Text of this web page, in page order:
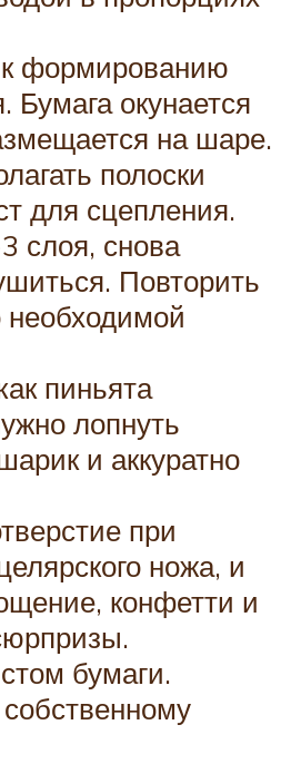
формированию
Бумага окунается
на шаре.
полоски
для сцепления.
слоя, снова
Повторить
пиньята
лопнуть
и аккуратно
при
ножа, и
конфетти и
бумаги.